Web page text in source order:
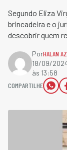
Segundo Eliza
brincadeira e o
descobrir quem
PorHALAN
18/09/
às 13:58
COMPARTILHE